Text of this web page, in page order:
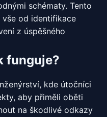
schématy. Tento
od identifikace
z úspěšného
funguje?
kde útočníci
aby přiměli oběti
na škodlivé odkazy